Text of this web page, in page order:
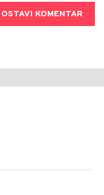
OSTAVI KOMENTAR